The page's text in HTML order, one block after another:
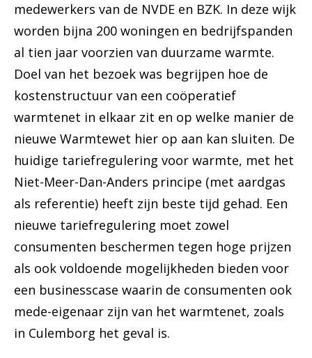
medewerkers van de NVDE en BZK. In deze wijk
worden bijna 200 woningen en bedrijfspanden
al tien jaar voorzien van duurzame warmte.
Doel van het bezoek was begrijpen hoe de
kostenstructuur van een coöperatief
warmtenet in elkaar zit en op welke manier de
nieuwe Warmtewet hier op aan kan sluiten. De
huidige tariefregulering voor warmte, met het
Niet-Meer-Dan-Anders principe (met aardgas
als referentie) heeft zijn beste tijd gehad. Een
nieuwe tariefregulering moet zowel
consumenten beschermen tegen hoge prijzen
als ook voldoende mogelijkheden bieden voor
een businesscase waarin de consumenten ook
mede-eigenaar zijn van het warmtenet, zoals
in Culemborg het geval is.